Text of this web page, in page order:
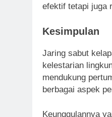
efektif tetapi juga
Kesimpulan
Jaring sabut
kelestarian
mendukung
berbagai aspek
Keunggulannya